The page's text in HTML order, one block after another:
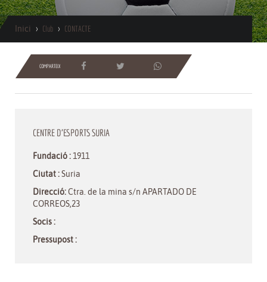
Inici Club CONTACTE
COMPARTEIX
CENTRE D'ESPORTS SURIA
Fundació : 1911
Ciutat :Suria
Direcció:Ctra. de la mina s/n APARTADO DE
CORREOS,23
Socis :
Pressupost :